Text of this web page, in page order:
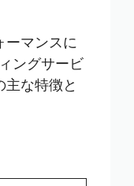
ーマンスに
ングサービ
な特徴と